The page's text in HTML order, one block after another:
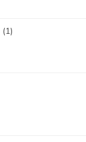
(1)